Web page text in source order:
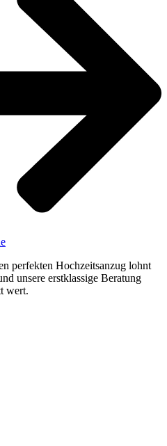
perfekten Hochzeitsanzug lohnt
unsere erstklassige Beratung
wert.